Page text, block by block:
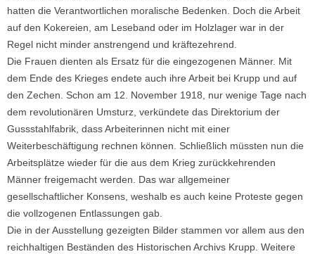
hatten die Verantwortlichen moralische Bedenken. Doch die Arbeit
auf den Kokereien, am Leseband oder im Holzlager war in der
Regel nicht minder anstrengend und kräftezehrend.
Die Frauen dienten als Ersatz für die eingezogenen Männer. Mit
dem Ende des Krieges endete auch ihre Arbeit bei Krupp und auf
den Zechen. Schon am 12. November 1918, nur wenige Tage nach
dem revolutionären Umsturz, verkündete das Direktorium der
Gussstahlfabrik, dass Arbeiterinnen nicht mit einer
Weiterbeschäftigung rechnen können. Schließlich müssten nun die
Arbeitsplätze wieder für die aus dem Krieg zurückkehrenden
Männer freigemacht werden. Das war allgemeiner
gesellschaftlicher Konsens, weshalb es auch keine Proteste gegen
die vollzogenen Entlassungen gab.
Die in der Ausstellung gezeigten Bilder stammen vor allem aus den
reichhaltigen Beständen des Historischen Archivs Krupp. Weitere